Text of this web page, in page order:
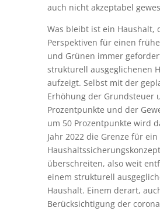
auch nicht akzeptabel
Was bleibt ist ein Haushalt,
Perspektiven für einen
und Grünen immer
strukturell ausgeglichenen
aufzeigt. Selbst mit der
Erhöhung der Grundsteuer
Prozentpunkte und der
um 50 Prozentpunkte wird
Jahr 2022 die Grenze für ein
Haushaltssicherungskonzept
überschreiten, also weit
einem strukturell
Haushalt. Einem derart,
Berücksichtigung der